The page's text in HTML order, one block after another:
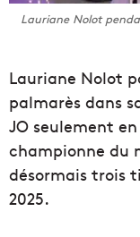
Lauriane Nolot
Lauriane Nolot
palmarès dans
JO seulement
championne du
désormais trois
2025.